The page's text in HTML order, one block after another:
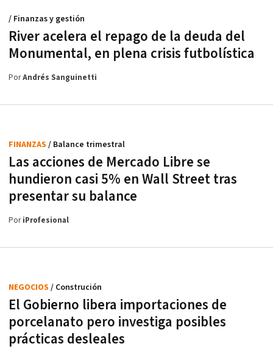
River acelera el repago de la deuda del
Monumental, en plena crisis futbolística
/ Finanzas y gestión
PorAndrés Sanguinetti
Las acciones de Mercado Libre se
hundieron casi 5% en Wall Street tras
presentar su balance
FINANZAS / Balance trimestral
PoriProfesional
El Gobierno libera importaciones de
porcelanato pero investiga posibles
prácticas desleales
NEGOCIOS / Construción